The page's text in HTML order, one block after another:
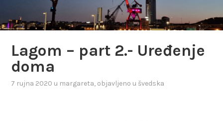
Lagom – part 2.- Uređenje
doma
7 rujna 2020 u margareta, objavljeno u švedska